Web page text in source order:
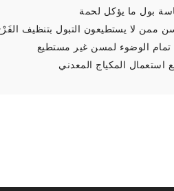
بول ما يؤكل لحمة
ممن لا يستطيعون التبول بتنظيف
تمام الوضوء لمسن غير مستطيع
المكياج المعدني